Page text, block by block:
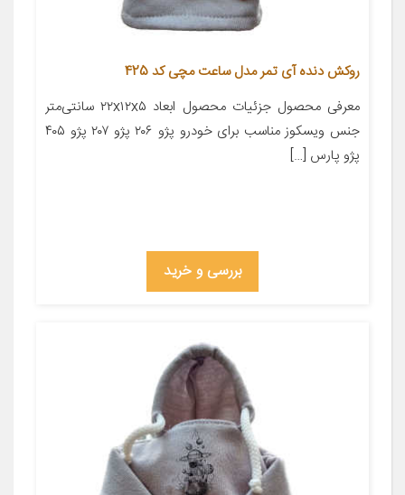
روکش دنده آی تمر مدل ساعت مچی کد 425
معرفی محصول جزئیات محصول ابعاد ۲۲x۱۲x۵ سانتی‌متر
جنس ویسکوز مناسب برای خودرو پژو ۲۰۶ پژو ۲۰۷ پژو ۴۰۵
پژو پارس […]
بررسی و خرید